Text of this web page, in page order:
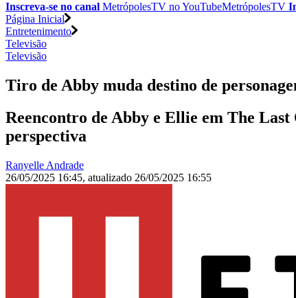
Inscreva-se no canal MetrópolesTV noYouTubeMetrópolesTV
Página Inicial
Entretenimento
Televisão
Televisão
Tiro de Abby muda destino de
Reencontro de Abby e Ellie em The
perspectiva
Ranyelle Andrade
26/05/2025 16:45, atualizado 26/05/2025 16:55